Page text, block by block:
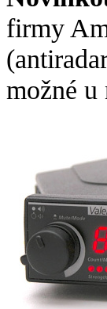
firmy
možné